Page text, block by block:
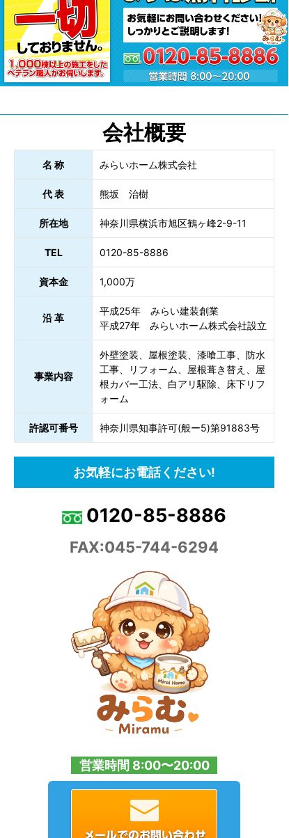
会社概要
名 称 みらいホーム株式会社
代 表 熊坂 治樹
所在地 神奈川県横浜市旭区鶴ヶ峰2-9-11
TEL 0120-85-8886
資本金 1,000万
沿 革
平成25年 みらい建装創業
平成27年 みらいホーム株式会社設立
事業内容
外壁塗装、屋根塗装、漆喰工事、防水
工事、リフォーム、屋根葺き替え、屋
根カバー工法、白アリ駆除、床下リフ
ォーム
許認可番号 神奈川県知事許可(般ー5)第91883号
お気軽にお電話ください!
0120-85-8886
FAX:045-744-6294
営業時間 8:00〜20:00